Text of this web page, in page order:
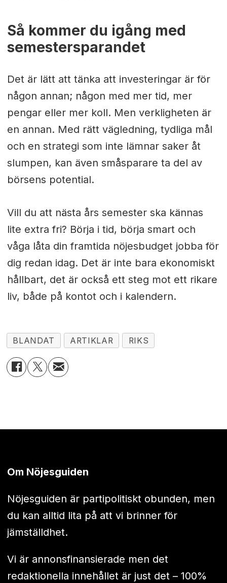
Så kommer du igång med
semestersparandet
Det är lätt att tänka att investeringar är för
någon annan; någon med mer tid, mer
pengar eller mer koll. Men verkligheten är
en annan. Med rätt vägledning, tydliga mål
och en strategi som inte lämnar saker åt
slumpen, kan även småsparare ta del av
börsens potential.
Vill du att nästa års semester ska kännas
lite extra fri? Börja i tid, börja smart och
våga låta din framtida nöjesbudget jobba för
dig redan idag. Det är inte bara ekonomiskt
hållbart, det är också ett steg mot ett rikare
liv, både på kontot och i kalendern.
BLANDAT ARTIKLAR RIKS
Om Nöjesguiden
Nöjesguiden är partipolitiskt obunden, men
du kan alltid lita på att vi brinner för
jämställdhet.
Vi är annonsfinansierade men det
redaktionella innehållet är just det – 100%